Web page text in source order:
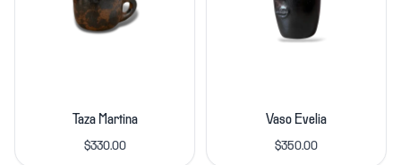
Taza Martina
$330.00
Vaso Evelia
$350.00